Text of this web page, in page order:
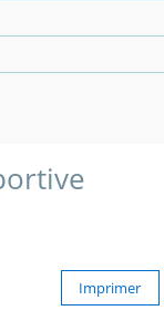
Imprimer